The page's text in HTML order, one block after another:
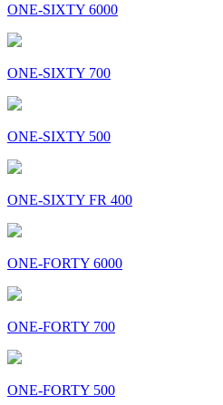
ONE-SIXTY 6000
ONE-SIXTY 700
ONE-SIXTY 500
ONE-SIXTY FR 400
ONE-FORTY 6000
ONE-FORTY 700
ONE-FORTY 500